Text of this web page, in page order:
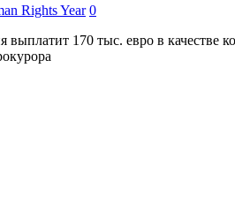
Rights Year 0
выплатит 170 тыс. евро в